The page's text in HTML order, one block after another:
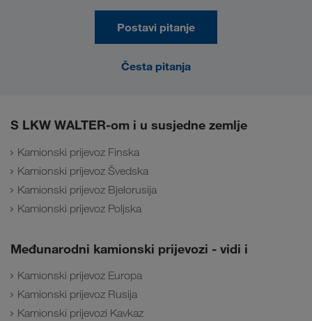
Postavi pitanje
Česta pitanja
S LKW WALTER-om i u susjedne zemlje
Kamionski prijevoz Finska
Kamionski prijevoz Švedska
Kamionski prijevoz Bjelorusija
Kamionski prijevoz Poljska
Međunarodni kamionski prijevozi - vidi i
Kamionski prijevoz Europa
Kamionski prijevoz Rusija
Kamionski prijevozi Kavkaz